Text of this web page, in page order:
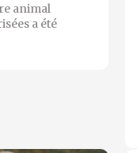
animal
a été